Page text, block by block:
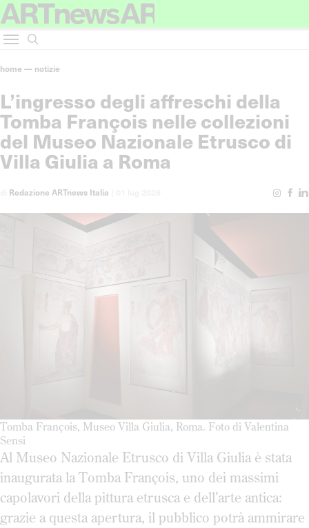
home — notizie
L’ingresso degli affreschi della
Tomba François nelle collezioni
del Museo Nazionale Etrusco di
Villa Giulia a Roma
Redazione ARTnews Italia
Tomba François, Museo Villa Giulia, Roma. Foto di Valentina
Sensi
Al Museo Nazionale Etrusco di Villa Giulia è stata
inaugurata la Tomba François, uno dei massimi
capolavori della pittura etrusca e dell’arte antica:
grazie a questa apertura, il pubblico potrà ammirare